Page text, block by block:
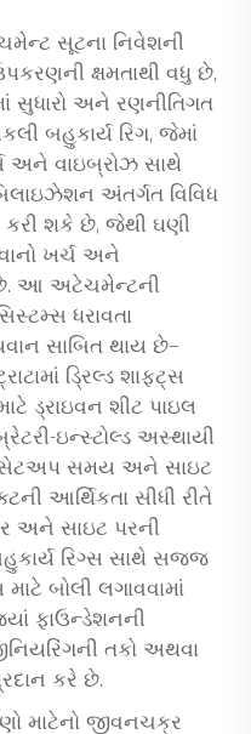
સૂટના નિવેશની
ક્ષમતાથી વધુ છે,
સુધારો અને રણનીતિગત
બહુકાર્ય રિગ, જેમાં
અને વાઇબ્રોઝ સાથે
અંતર્ગત વિવિધ
કરી શકે છે, જેથી ઘણી
ખર્ચ અને
આ અટેચમેન્ટની
ધરાવતા
સાબિત થાય છે—
ડ્રિલ્ડ શાફ્ટ્સ
ડ્રાઇવન શીટ પાઇલ
ઇન્સ્ટોલ્ડ અસ્થાયી
સેટઅપ સમય અને સાઇટ
આર્થિકતા સીધી રીતે
અને સાઇટ પરની
રિગ્સ સાથે સજ્જ
બોલી લગાવવામાં
ફાઉન્ડેશનની
તકો અથવા
કરે છે.
માટેનો જીવનચક્ર